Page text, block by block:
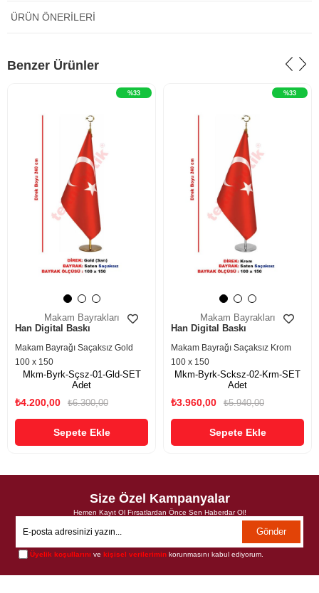
ÜRÜN ÖNERILERI
Benzer Ürünler
Makam Bayrakları
Han Digital Baskı
Makam Bayrağı Saçaksız Gold
100 x 150
Mkm-Byrk-Sçsz-01-Gld-SET
Adet
₺4.200,00 ₺6.300,00
Sepete Ekle
%33
Makam Bayrakları
Han Digital Baskı
Makam Bayrağı Saçaksız Krom
100 x 150
Mkm-Byrk-Scksz-02-Krm-SET
Adet
₺3.960,00 ₺5.940,00
Sepete Ekle
%33
Size Özel Kampanyalar
Hemen Kayıt Ol Fırsatlardan Önce Sen Haberdar Ol!
Gönder
Üyelik koşullarını vekişisel verilerimin korunmasını kabul ediyorum.